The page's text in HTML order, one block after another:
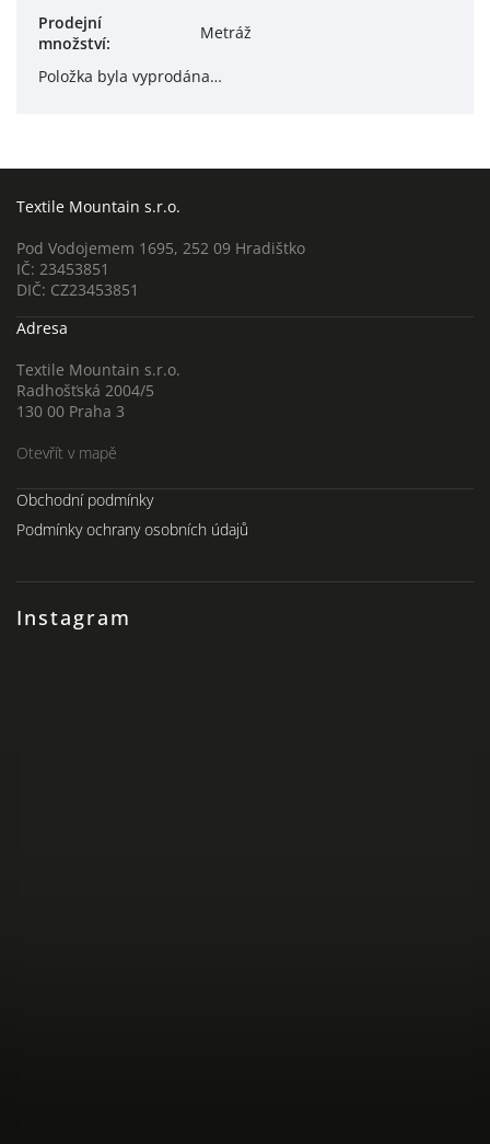
Prodejní
množství:
Metráž
Položka byla vyprodána…
Textile Mountain s.r.o.
Pod Vodojemem 1695, 252 09 Hradištko
IČ: 23453851
DIČ: CZ23453851
Adresa
Textile Mountain s.r.o.
Radhošťská 2004/5
130 00 Praha 3
Otevřít v mapě
Instagram
Obchodní podmínky
Podmínky ochrany osobních údajů